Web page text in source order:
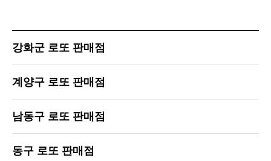
강화군 로또 판매점
계양구 로또 판매점
남동구 로또 판매점
동구 로또 판매점